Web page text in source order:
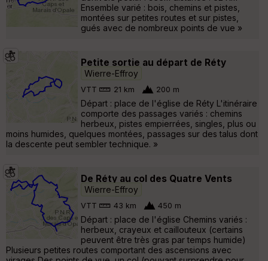
Ensemble varié : bois, chemins et pistes,
montées sur petites routes et sur pistes,
gués avec de nombreux points de vue »
Petite sortie au départ de Réty
Wierre-Effroy
VTT 21 km 200 m
Départ : place de l'église de Réty L'itinéraire
comporte des passages variés : chemins
herbeux, pistes empierrées, singles, plus ou
moins humides, quelques montées, passages sur des talus dont
la descente peut sembler technique. »
De Réty au col des Quatre Vents
Wierre-Effroy
VTT 43 km 450 m
Départ : place de l'église Chemins variés :
herbeux, crayeux et caillouteux (certains
peuvent être très gras par temps humide)
Plusieurs petites routes comportant des ascensions avec